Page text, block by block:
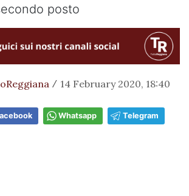
posto
/ 14 February 2020, 18:40
Whatsapp Telegram